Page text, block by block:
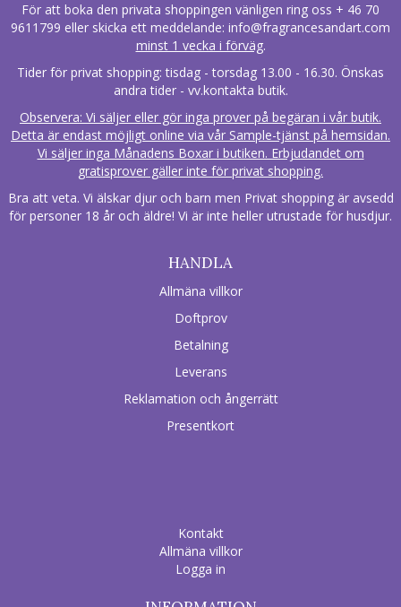
För att boka den privata shoppingen vänligen ring oss + 46 70
9611799 eller skicka ett meddelande: info@fragrancesandart.com
minst 1 vecka i förväg.
Tider för privat shopping: tisdag - torsdag 13.00 - 16.30. Önskas
andra tider - vv.kontakta butik.
Observera: Vi säljer eller gör inga prover på begäran i vår butik.
Detta är endast möjligt online via vår Sample-tjänst på hemsidan.
Vi säljer inga Månadens Boxar i butiken. Erbjudandet om
gratisprover gäller inte för privat shopping.
Bra att veta. Vi älskar djur och barn men Privat shopping är avsedd
för personer 18 år och äldre! Vi är inte heller utrustade för husdjur.
HANDLA
Allmäna villkor
Doftprov
Betalning
Leverans
Reklamation och ångerrätt
Presentkort
Kontakt
Allmäna villkor
Logga in